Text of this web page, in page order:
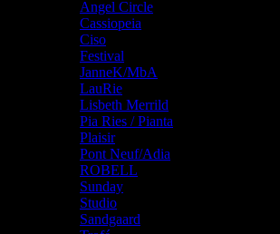
Angel Circle
Cassiopeia
Ciso
Festival
JanneK/MbA
LauRie
Lisbeth Merrild
Pia Ries / Pianta
Plaisir
Pont Neuf/Adia
ROBELL
Sunday
Studio
Sandgaard